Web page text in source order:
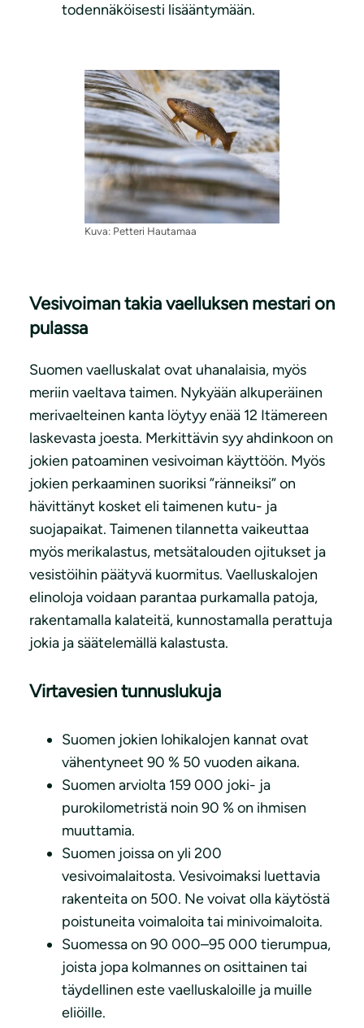
todennäköisesti lisääntymään.
Kuva: Petteri Hautamaa
Vesivoiman takia vaelluksen mestari on
pulassa
Suomen vaelluskalat ovat uhanalaisia, myös
meriin vaeltava taimen. Nykyään alkuperäinen
merivaelteinen kanta löytyy enää 12 Itämereen
laskevasta joesta. Merkittävin syy ahdinkoon on
jokien patoaminen vesivoiman käyttöön. Myös
jokien perkaaminen suoriksi ”ränneiksi” on
hävittänyt kosket eli taimenen kutu- ja
suojapaikat. Taimenen tilannetta vaikeuttaa
myös merikalastus, metsätalouden ojitukset ja
vesistöihin päätyvä kuormitus. Vaelluskalojen
elinoloja voidaan parantaa purkamalla patoja,
rakentamalla kalateitä, kunnostamalla perattuja
jokia ja säätelemällä kalastusta.
Virtavesien tunnuslukuja
Suomen jokien lohikalojen kannat ovat
vähentyneet 90 % 50 vuoden aikana.
Suomen arviolta 159 000 joki- ja
purokilometristä noin 90 % on ihmisen
muuttamia.
Suomen joissa on yli 200
vesivoimalaitosta. Vesivoimaksi luettavia
rakenteita on 500. Ne voivat olla käytöstä
poistuneita voimaloita tai minivoimaloita.
Suomessa on 90 000–95 000 tierumpua,
joista jopa kolmannes on osittainen tai
täydellinen este vaelluskaloille ja muille
eliöille.